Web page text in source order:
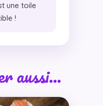
une toile
!
aussi…